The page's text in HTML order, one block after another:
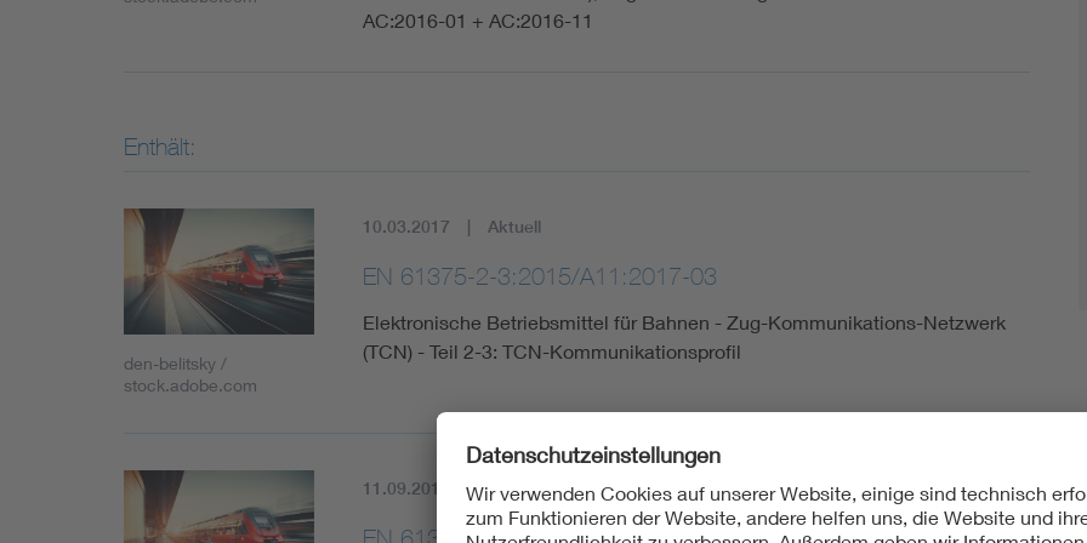
AC:2016-01 + AC:2016-11
Enthält:
den-belitsky /
stock.adobe.com
10.03.2017 Aktuell
EN 61375-2-3:2015/A11:2017-03
Elektronische Betriebsmittel für Bahnen - Zug-Kommunikations-Netzwerk
(TCN) - Teil 2-3: TCN-Kommunikationsprofil
11.09.2015 Aktuell